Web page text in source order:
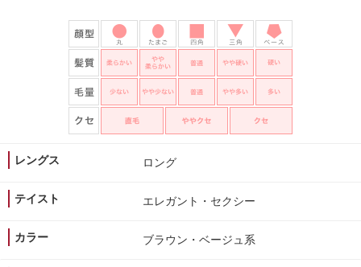
レングス ロング
テイスト エレガント・セクシー
カラー ブラウン・ベージュ系